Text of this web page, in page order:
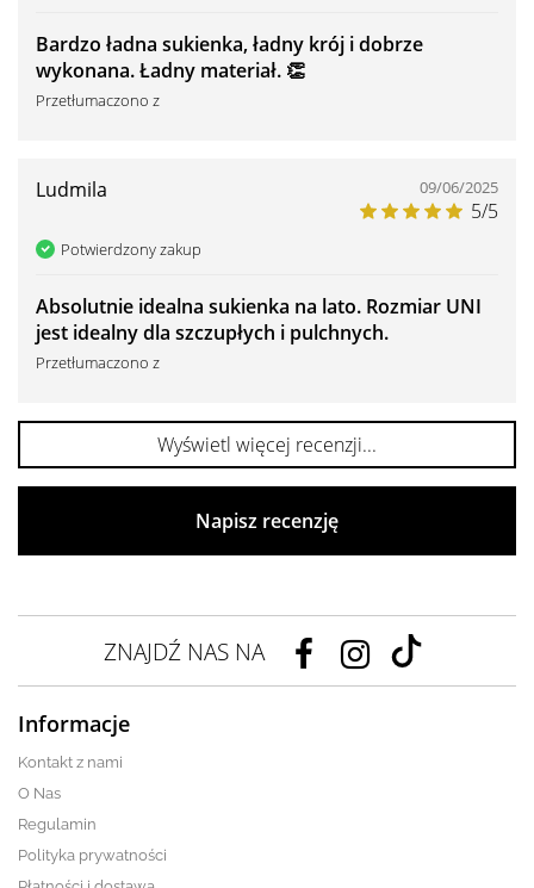
Bardzo ładna sukienka, ładny krój i dobrze
wykonana. Ładny materiał. 👏
Przetłumaczono z
Ludmila 09/06/2025
5/5
Potwierdzony zakup
Absolutnie idealna sukienka na lato. Rozmiar UNI
jest idealny dla szczupłych i pulchnych.
Przetłumaczono z
Wyświetl więcej recenzji...
Napisz recenzję
ZNAJDŹ NAS NA
Informacje
Kontakt z nami
O Nas
Regulamin
Polityka prywatności